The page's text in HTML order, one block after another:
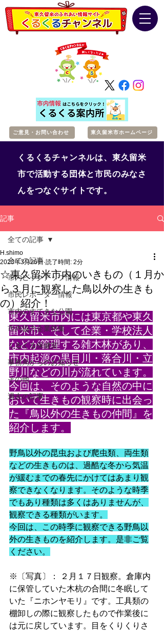
ご意見・お問い合わせ 東久留米市ホームページ
くるくるチャンネルは、東久留米
市で活動する団体と市民のみなさ
んをつなぐサイトです。
記事
全ての記事
市内ピックアップ情報
市民レポーター情報
市内のすてきな公園
市内協力企業特集
くるくる保健室
事務局からのお知らせ
その他
過去の記事
全ての記事
☆東久留米市内のいきもの（１月か
ら３月に観察した鳥以外の生きも
の）紹介！
H.shimo
2023年3月26日 読了時間: 2分
東久留米市内には東京都や東久
留米市、そして企業・学校法人
などが管理する雑木林があり、
市内起源の黒目川・落合川・立
野川などの川が流れています。
今回は、そのような自然の中に
おいて生きもの観察時に出会っ
た『鳥以外の生きもの仲間』を
紹介します。
野鳥以外の昆虫および爬虫類、両生類
などの生きものは、過酷な冬から気温
が緩むまでの春先にかけてはあまり観
察できなくなります。そのような時季
でもあり種類は多くはありませんが、
観察できる種類がいます。
今回は、この時季に観察できる野鳥以
外の生きものを紹介します。是非ご覧
ください。
※〔写真〕： ２月１７日観察。倉庫内
に保管していた木杭の合間に冬眠して
いた『ニホンヤモリ』です。工具類の
棚卸しの際に観察したもので作業後に
は元に戻しています。目をくりくりさ